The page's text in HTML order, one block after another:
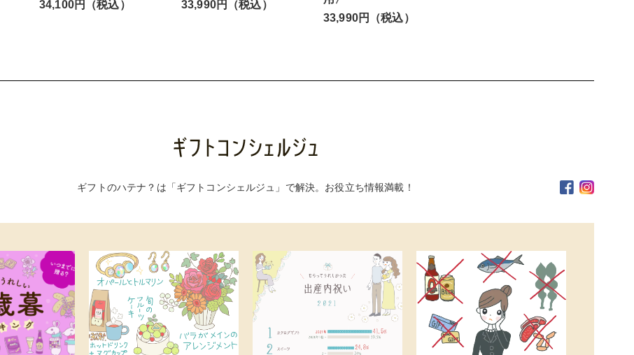
34,100円（税込）
33,990円（税込）
33,990円（税込）
ギフトのハテナ？は「ギフトコンシェルジュ」で解決。お役立ち情報満載！